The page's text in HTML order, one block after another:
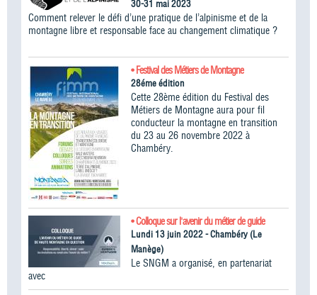
30-31 mai 2023
Comment relever le défi d’une pratique de l’alpinisme et de la
montagne libre et responsable face au changement climatique ?
• Festival des Métiers de Montagne
28éme édition
Cette 28ème édition du Festival des
Métiers de Montagne aura pour fil
conducteur la montagne en transition
du 23 au 26 novembre 2022 à
Chambéry.
• Colloque sur l'avenir du métier de guide
Lundi 13 juin 2022 - Chambéry (Le
Manège)
Le SNGM a organisé, en partenariat
avec